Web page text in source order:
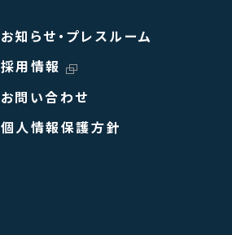
お知らせ・プレスルーム
採用情報
お問い合わせ
個人情報保護方針